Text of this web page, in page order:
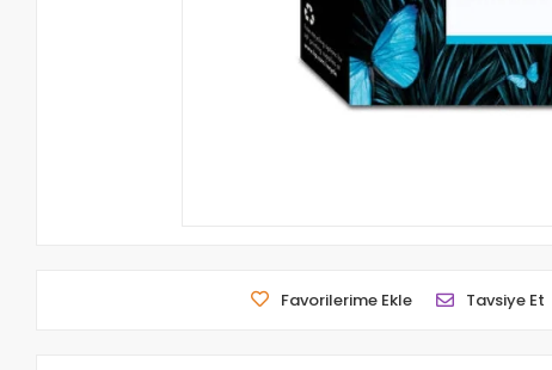
Favorilerime Ekle Tavsiye Et